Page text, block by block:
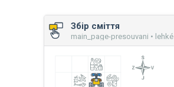
Збір сміття
main_page-presouvani • lehké